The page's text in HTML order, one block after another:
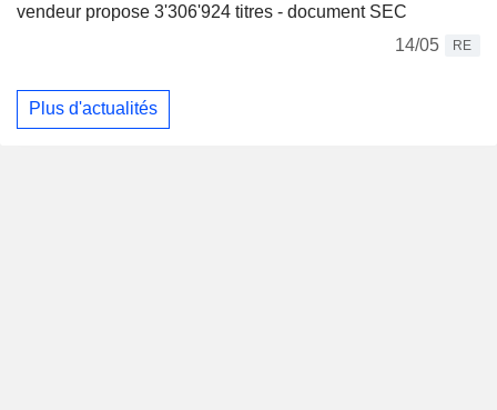
vendeur propose 3'306'924 titres - document SEC
14/05
RE
Plus d'actualités